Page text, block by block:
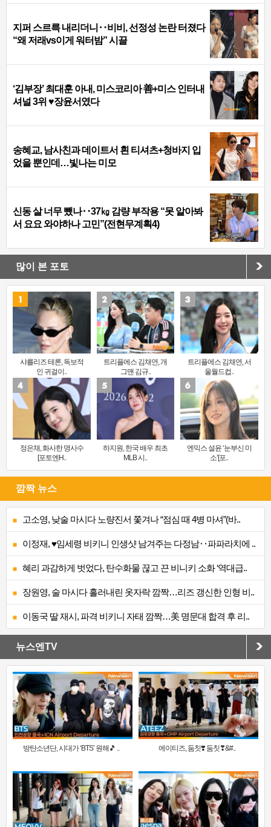
지퍼 스르륵 내리더니‥비비, 선정성 논란 터졌다
“왜 저래vs이게 워터밤” 시끌
‘김부장’ 최대훈 아내, 미스코리아 善+미스 인터내
셔널 3위 ♥장윤서였다
송혜교, 남사친과 데이트서 흰 티셔츠+청바지 입
었을 뿐인데…빛나는 미모
신동 살 너무 뺐나‥37㎏ 감량 부작용 “못 알아봐
서 요요 와야하나 고민”(전현무계획4)
많이 본 포토
샤를리즈 테론, 독보적
인 귀걸이..
트리플에스 김채연, 개
그맨 김규..
트리플에스 김채연, 서
울월드컵..
정은채, 화사한 명사수
[포토엔H..
하지원, 한국 배우 최초
MLB 시..
엔믹스 설윤 ‘눈부신 미
소’[포..
깜짝 뉴스
고소영, 낮술 마시다 노량진서 쫓겨나 “점심 때 4병 마셔”(바..
이정재, ♥임세령 비키니 인생샷 남겨주는 다정남‥파파라치에 ..
혜리 과감하게 벗었다, 탄수화물 끊고 끈 비니키 소화 ‘역대급..
장원영, 술 마시다 흘러내린 옷자락 깜짝…리즈 갱신한 인형 비..
이동국 딸 재시, 파격 비키니 자태 깜짝…美 명문대 합격 후 리..
뉴스엔TV
방탄소년단, 시대가 ‘BTS’ 원해🎵 .. 에이티즈, 둠칫❣️ 둠칫❣&#..